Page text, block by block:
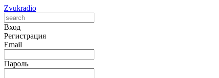
Zvukradio
Вход
Регистрация
Email
Пароль